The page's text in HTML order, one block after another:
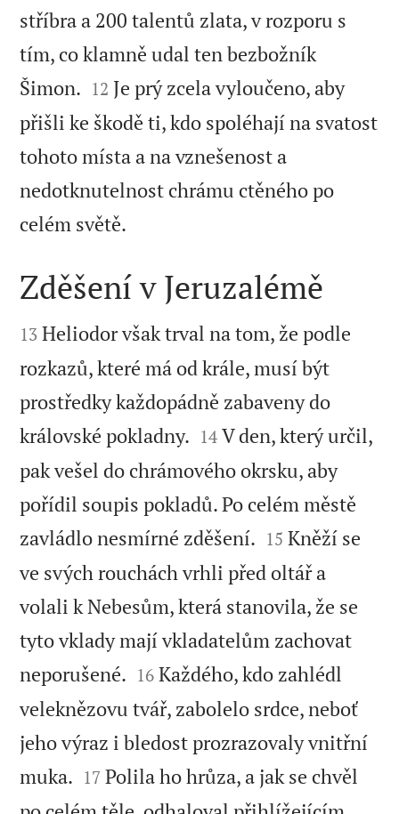
stříbra a 200 talentů zlata, v rozporu s
tím, co klamně udal ten bezbožník
Šimon. 

12 Je prý zcela vyloučeno, aby
přišli ke škodě ti, kdo spoléhají na svatost
tohoto místa a na vznešenost a
nedotknutelnost chrámu ctěného po
celém světě.

Zděšení v Jeruzalémě

13 Heliodor však trval na tom, že podle
rozkazů, které má od krále, musí být
prostředky každopádně zabaveny do
královské pokladny. 

14 V den, který určil,
pak vešel do chrámového okrsku, aby
pořídil soupis pokladů. Po celém městě
zavládlo nesmírné zděšení. 

15 Kněží se
ve svých rouchách vrhli před oltář a
volali k Nebesům, která stanovila, že se
tyto vklady mají vkladatelům zachovat
neporušené. 

16 Každého, kdo zahlédl
veleknězovu tvář, zabolelo srdce, neboť
jeho výraz i bledost prozrazovaly vnitřní
muka. 

17 Polila ho hrůza, a jak se chvěl